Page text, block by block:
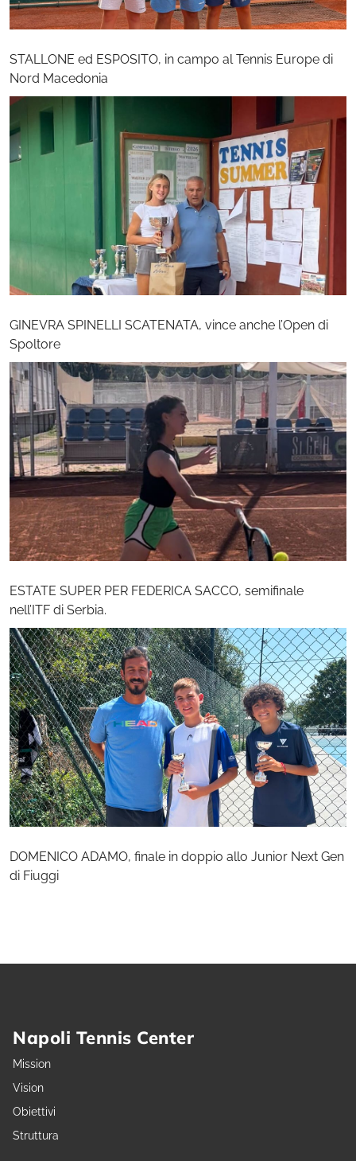
STALLONE ed ESPOSITO, in campo al Tennis Europe di
Nord Macedonia
GINEVRA SPINELLI SCATENATA, vince anche l’Open di
Spoltore
ESTATE SUPER PER FEDERICA SACCO, semifinale
nell’ITF di Serbia.
DOMENICO ADAMO, finale in doppio allo Junior Next Gen
di Fiuggi
Napoli Tennis Center
Mission
Vision
Obiettivi
Struttura